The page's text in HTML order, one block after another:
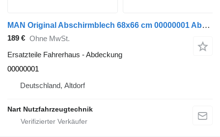
MAN Original Abschirmblech 68x66 cm 00000001 Abdeckung für MAN Sattelzugmaschine
189 € Ohne MwSt.
Ersatzteile Fahrerhaus - Abdeckung
00000001
Deutschland, Altdorf
Nart Nutzfahrzeugtechnik